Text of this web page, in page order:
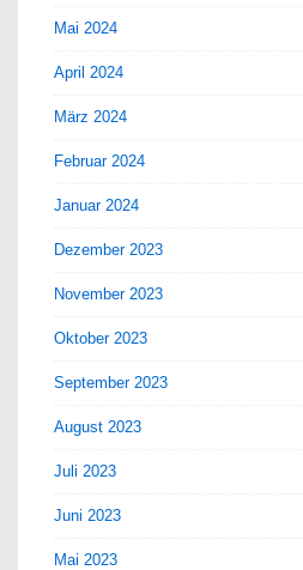
Mai 2024
April 2024
März 2024
Februar 2024
Januar 2024
Dezember 2023
November 2023
Oktober 2023
September 2023
August 2023
Juli 2023
Juni 2023
Mai 2023